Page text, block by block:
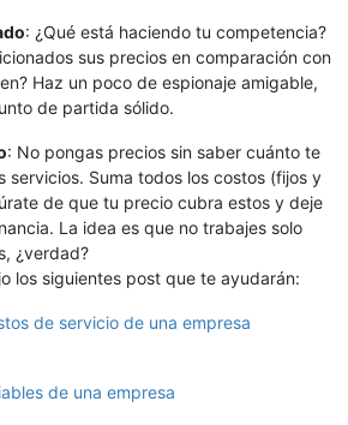
: ¿Qué está haciendo tu competencia?
sus precios en comparación con
Haz un poco de espionaje amigable,
de partida sólido.
: No pongas precios sin saber cuánto te
servicios. Suma todos los costos (fijos y
de que tu precio cubra estos y deje
La idea es que no trabajes solo
¿verdad?
los siguientes post que te ayudarán:
de servicio de una empresa
de una empresa